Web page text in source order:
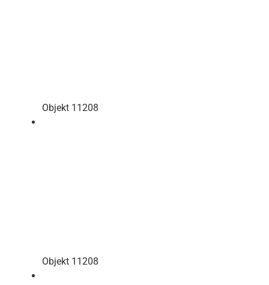
Objekt 11208
Objekt 11208